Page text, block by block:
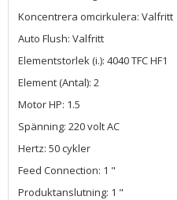
Koncentrera omcirkulera: Valfritt
Auto Flush: Valfritt
Elementstorlek (i.): 4040 TFC HF1
Element (Antal): 2
Motor HP: 1.5
Spänning: 220 volt AC
Hertz: 50 cykler
Feed Connection: 1 "
Produktanslutning: 1 "